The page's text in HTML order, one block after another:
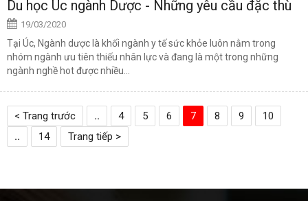
Du học Úc ngành Dược - Những yêu cầu đặc thù
19/03/2020
Tại Úc, Ngành dược là khối ngành y tế sức khỏe luôn nằm trong
nhóm ngành ưu tiên thiếu nhân lực và đang là một trong những
ngành nghề hot được nhiều...
< Trang trước .. 4 5 6 7 8 9
10
..
14 Trang tiếp >